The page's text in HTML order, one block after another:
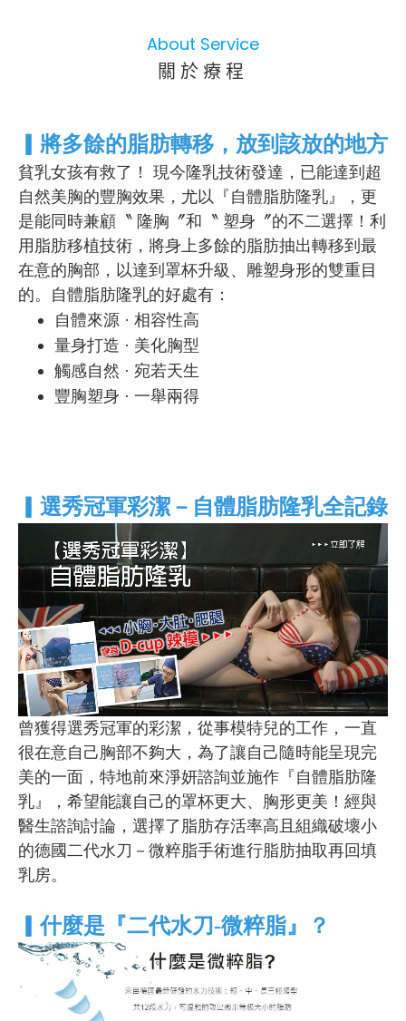
About Service
關於療程
將多餘的脂肪轉移，放到該放的地方
貧乳女孩有救了！ 現今隆乳技術發達，已能達到超
自然美胸的豐胸效果，尤以『自體脂肪隆乳』，更
是能同時兼顧〝 隆胸〞和〝 塑身〞的不二選擇！利
用脂肪移植技術，將身上多餘的脂肪抽出轉移到最
在意的胸部，以達到罩杯升級、雕塑身形的雙重目
的。自體脂肪隆乳的好處有：
自體來源 · 相容性高
量身打造 · 美化胸型
觸感自然 · 宛若天生
豐胸塑身 · 一舉兩得
▎選秀冠軍彩潔－自體脂肪隆乳全記錄
曾獲得選秀冠軍的彩潔，從事模特兒的工作，一直
很在意自己胸部不夠大，為了讓自己隨時能呈現完
美的一面，特地前來淨妍諮詢並施作『自體脂肪隆
乳』，希望能讓自己的罩杯更大、胸形更美！經與
醫生諮詢討論，選擇了脂肪存活率高且組織破壞小
的德國二代水刀－微粹脂手術進行脂肪抽取再回填
乳房。
▎什麼是『二代水刀-微粹脂』？